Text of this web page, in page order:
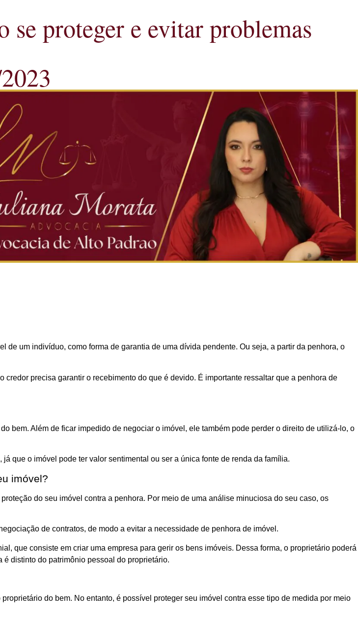
se proteger e evitar problemas
um indivíduo, como forma de garantia de uma dívida pendente. Ou seja, a partir da penhora, o
precisa garantir o recebimento do que é devido. É importante ressaltar que a penhora de
bem. Além de ficar impedido de negociar o imóvel, ele também pode perder o direito de utilizá-lo, o
que o imóvel pode ter valor sentimental ou ser a única fonte de renda da família.
imóvel?
do seu imóvel contra a penhora. Por meio de uma análise minuciosa do seu caso, os
de contratos, de modo a evitar a necessidade de penhora de imóvel.
que consiste em criar uma empresa para gerir os bens imóveis. Dessa forma, o proprietário poderá
distinto do patrimônio pessoal do proprietário.
do bem. No entanto, é possível proteger seu imóvel contra esse tipo de medida por meio